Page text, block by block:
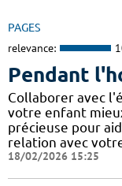
PAGES
relevance:
Pendant
Collaborer avec
votre enfant
précieuse pour
relation avec
18/02/2026 15:25